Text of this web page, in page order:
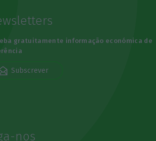
gratuitamente informação económica de
Subscrever
nos